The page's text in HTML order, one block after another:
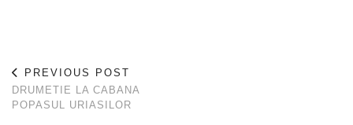
PREVIOUS POST
DRUMETIE LA CABANA
POPASUL URIASILOR